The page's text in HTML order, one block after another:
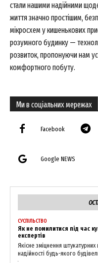
стали нашими надійними
життя значно простішим,
мікросхем у кишенькових
розумного будинку —
розвиток, пропонуючи нам
комфортного побуту.
Ми в соціальних мережах
Facebook
Google NEWS
СУСПІЛЬСТВО
Як не помилитися під час
експертів
Якісне зміцнення
надійності будь-якого